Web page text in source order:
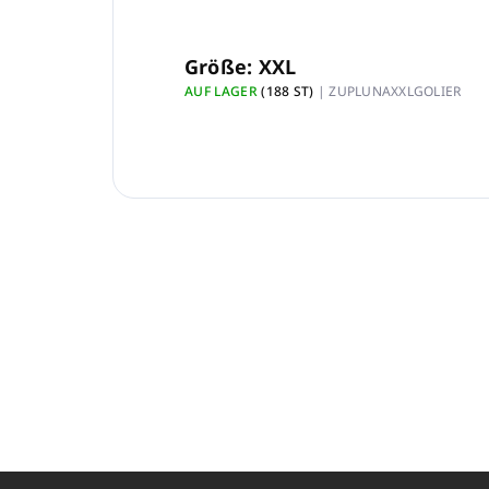
Größe: XXL
AUF LAGER(188 ST) | ZUPLUNAXXLGOLIER
F